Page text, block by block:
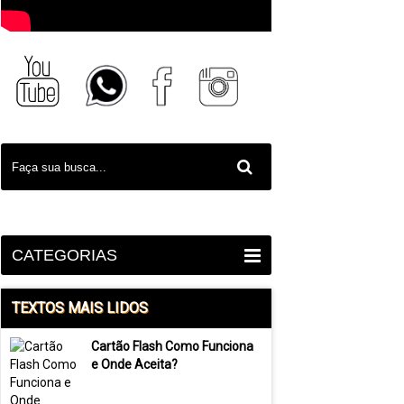
CATEGORIAS
TEXTOS MAIS LIDOS
Cartão Flash Como Funciona
e Onde Aceita?